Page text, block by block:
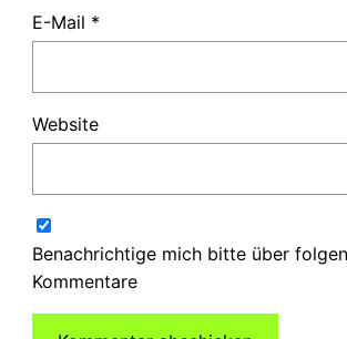
E-Mail *
Website
Benachrichtige mich bitte über
Kommentare